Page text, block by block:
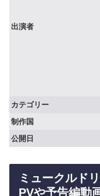
出演者
カテゴリー
制作国
公開日
ミュークルド
PVや予告編動